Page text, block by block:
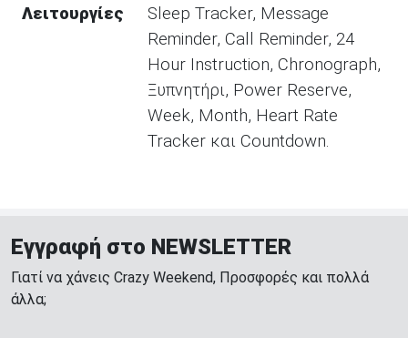
Λειτουργίες
Sleep Tracker, Message
Reminder, Call Reminder, 24
Hour Instruction, Chronograph,
Ξυπνητήρι, Power Reserve,
Week, Month, Heart Rate
Tracker και Countdown.
Εγγραφή στο NEWSLETTER
Γιατί να χάνεις Crazy Weekend, Προσφορές και πολλά
άλλα;